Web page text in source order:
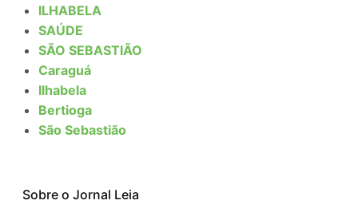
ILHABELA
SAÚDE
SÃO SEBASTIÃO
Caraguá
Ilhabela
Bertioga
São Sebastião
Sobre o Jornal Leia